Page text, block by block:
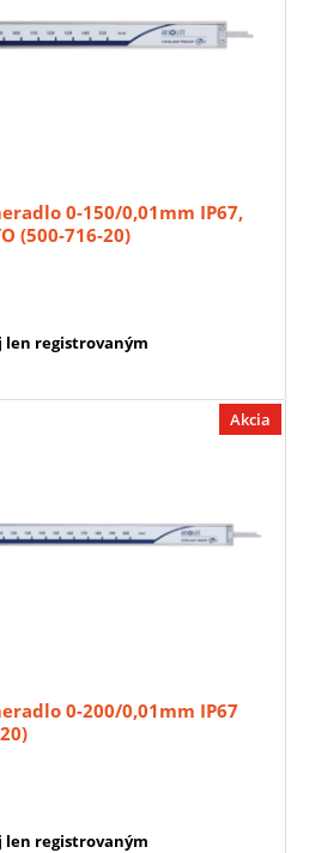
0-150/0,01mm IP67,
(500-716-20)
len registrovaným
Akcia
0-200/0,01mm IP67
len registrovaným